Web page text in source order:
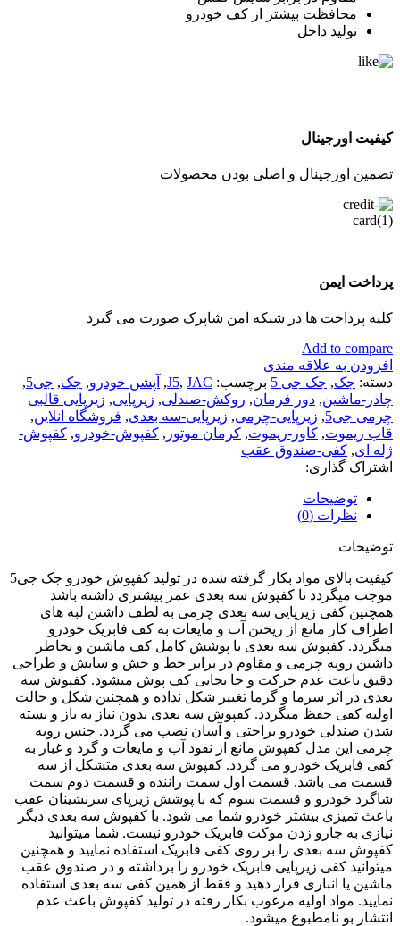
محافظت بیشتر از کف خودرو
تولید داخل
کیفیت اورجینال
تضمین اورجینال و اصلی بودن محصولات
پرداخت ایمن
کلیه پرداخت ها در شبکه امن شاپرک صورت می گیرد
Add to compare
افزودن به علاقه مندی
دسته: جک, جک جی 5 برچسب: J5, JAC
, آپشن خودرو, جک, جی5 ,
چادر-ماشین, دور فرمان, روکش-صندلی, زیرپایی, زیرپایی قالبی
چرمی جی5 , زیرپایی-چرمی, زیرپایی-سه بعدی, فروشگاه انلاین,
قاب ریموت, کاور-ریموت, کرمان موتور , کفپوش-خودرو, کفپوش-
ژله ای, کفی-صندوق عقب
اشتراک گذاری:
توضیحات
نظرات (0)
توضیحات
کیفیت بالای مواد بکار گرفته شده در تولید کفپوش خودرو جک جی5
موجب میگردد تا کفپوش سه بعدی عمر بیشتری داشته باشد
همچنین کفی زیرپایی سه بعدی چرمی به لطف داشتن لبه های
اطراف کار مانع از ریختن آب و مایعات به کف فابریک خودرو
میگردد. کفپوش سه بعدی با پوشش کامل کف ماشین و بخاطر
داشتن رویه چرمی و مقاوم در برابر خط و خش و سایش و طراحی
دقیق باعث عدم حرکت و جا بجایی کف پوش میشود. کفپوش سه
بعدی در اثر سرما و گرما تغییر شکل نداده و همچنین شکل و حالت
اولیه کفی حفظ میگردد. کفپوش سه بعدی بدون نیاز به باز و بسته
شدن صندلی خودرو براحتی و آسان نصب می گردد. جنس رویه
چرمی این مدل کفپوش مانع از نفود آب و مایعات و گرد و غبار به
کفی فابریک خودرو می گردد. کفپوش سه بعدی متشکل از سه
قسمت می باشد. قسمت اول سمت راننده و قسمت دوم سمت
شاگرد خودرو و قسمت سوم که با پوشش زیرپای سرنشینان عقب
باعث تمیزی بیشتر خودرو شما می شود. با کفپوش سه بعدی دیگر
نیازی به جارو زدن موکت فابریک خودرو نیست. شما میتوانید
کفپوش سه بعدی را بر روی کفی فابریک استفاده نمایید و همچنین
میتوانید کفی زیرپایی فابریک خودرو را برداشته و در صندوق عقب
ماشین یا انباری قرار دهید و فقط از همین کفی سه بعدی استفاده
نمایید. مواد اولیه مرغوب بکار رفته در تولید کفپوش باعث عدم
انتشار بو نامطبوع میشود.